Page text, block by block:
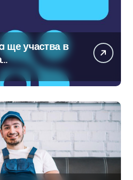
ще участва в
стандарти за